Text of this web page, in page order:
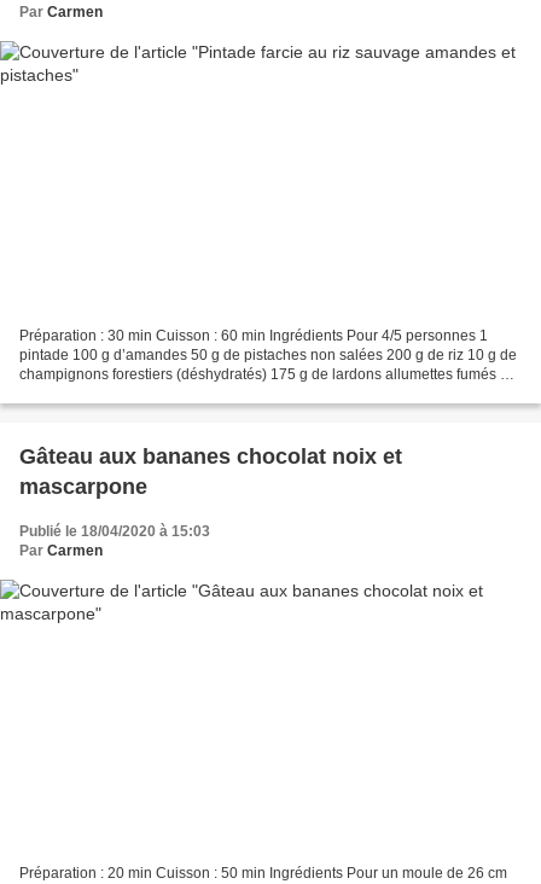
Par Carmen
Préparation : 30 min Cuisson : 60 min Ingrédients Pour 4/5 personnes 1
pintade 100 g d’amandes 50 g de pistaches non salées 200 g de riz 10 g de
champignons forestiers (déshydratés) 175 g de lardons allumettes fumés 1
Gâteau aux bananes chocolat noix et
mascarpone
Publié le 18/04/2020 à 15:03
Par Carmen
Préparation : 20 min Cuisson : 50 min Ingrédients Pour un moule de 26 cm